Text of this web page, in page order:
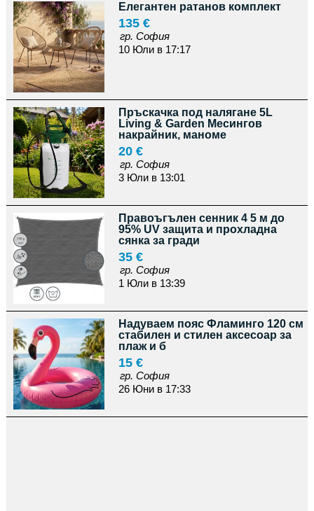
Елегантен ратанов комплект
135 €
гр. София
10 Юли в 17:17
Пръскачка под налягане 5L
Living & Garden Месингов
накрайник, маноме
20 €
гр. София
3 Юли в 13:01
Правоъгълен сенник 4 5 м до
95% UV защита и прохладна
сянка за гради
35 €
гр. София
1 Юли в 13:39
Надуваем пояс Фламинго 120 см
стабилен и стилен аксесоар за
плаж и б
15 €
гр. София
26 Юни в 17:33